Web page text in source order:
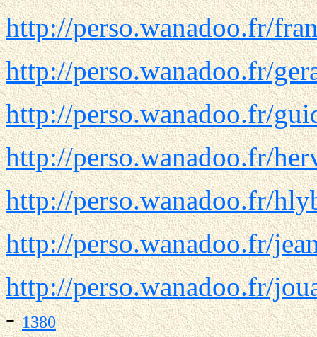
http://perso.wanadoo.fr/
http://perso.wanadoo.fr/
http://perso.wanadoo.fr/
http://perso.wanadoo.fr/
http://perso.wanadoo.fr/
http://perso.wanadoo.fr/
http://perso.wanadoo.fr/
-1380